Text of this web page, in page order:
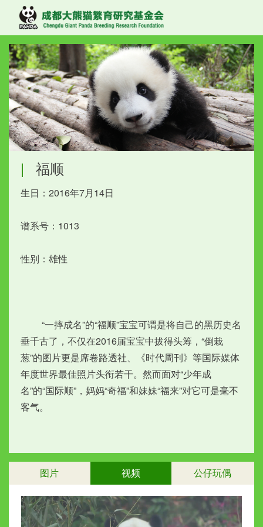
| 福顺
生日：2016年7月14日
谱系号：1013
性别：雄性
“一摔成名”的“福顺”宝宝可谓是将自己的黑历史名
垂千古了，不仅在2016届宝宝中拔得头筹，“倒栽
葱”的图片更是席卷路透社、《时代周刊》等国际媒体
年度世界最佳照片头衔若干。然而面对“少年成
名”的“国际顺”，妈妈“奇福”和妹妹“福来”对它可是毫不
客气。
图片 视频 公仔玩偶